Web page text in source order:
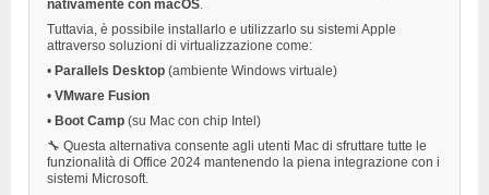
nativamente con macOS
Tuttavia, è possibile installarlo e utilizzarlo su sistemi Apple
attraverso soluzioni di virtualizzazione come:
• Parallels Desktop (ambiente Windows virtuale)
• VMware Fusion
• Boot Camp (su Mac con chip Intel)
🔧 Questa alternativa consente agli utenti Mac di sfruttare tutte le
funzionalità di Office 2024 mantenendo la piena integrazione con i
sistemi Microsoft.